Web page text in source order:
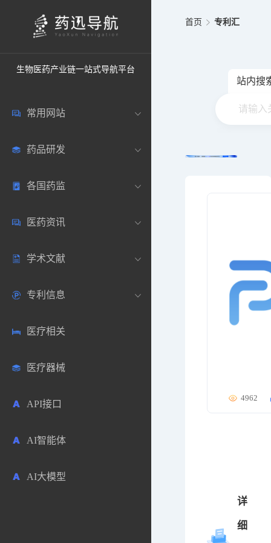
生物医药产业链一站式导航平台
常用网站
中国常用
药圈资讯
邮箱登录
药典网站
药品研发
药研数据库
药品说明书
药物临床
生物数据库
药品市场信息
合成化工
药物分析
毒性数据库
原辅料包材
各国药监
中国
美国
欧洲
日本
其他各国
医药资讯
医药新闻
医药论坛
药研咨询
医药科普
学术文献
学术搜索
SciHub文献
文献下载
文献管理
专利信息
各国专利局官方查询
医药专利
商业专利数据库
免费专利库
医疗相关
医疗器械
API接口
AI智能体
AI大模型
首页 专利汇
站内搜
4962
详
细